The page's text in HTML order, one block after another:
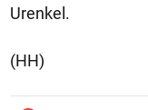
Urenkel.
(HH)